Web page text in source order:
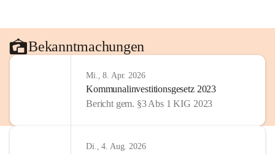
Bekanntmachungen
Mi., 8. Apr. 2026
Kommunalinvestitionsgesetz 2023
Bericht gem. §3 Abs 1 KIG 2023
Di., 4. Aug. 2026